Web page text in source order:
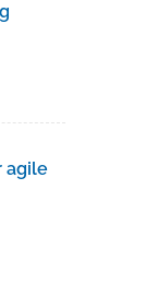
agile